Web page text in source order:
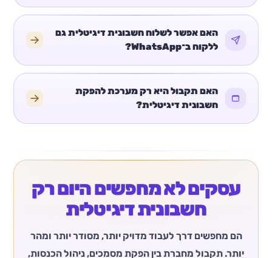
האם אפשר לשלוח חשבונית דיגיטלית גם
ללקוח ב־WhatsApp?
האם תקבול היא רק מערכת להפקת
חשבונית דיגיטלית?
עסקים לא מחפשים היום רק
חשבונית דיגיטלית
הם מחפשים דרך לעבוד מדויק יותר, מסודר יותר ומהר
יותר. תקבול מחברת בין הפקת מסמכים, ניהול הכנסות,